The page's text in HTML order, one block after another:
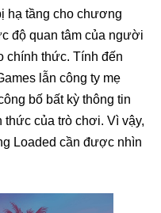
hạ tầng cho chương
độ quan tâm của người
chính thức. Tính đến
lẫn công ty mẹ
bố bất kỳ thông tin
thức của trò chơi. Vì vậy,
Loaded cần được nhìn